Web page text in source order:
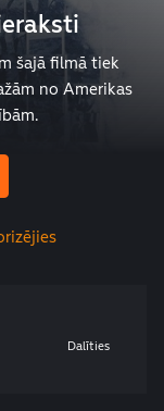
šajā filmā tiek
no Amerikas
Dalīties